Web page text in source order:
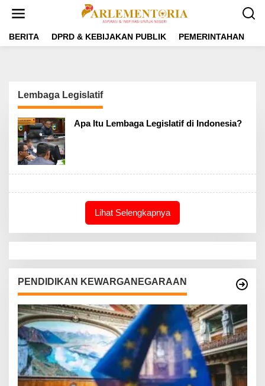
t
BERITA DPRD & KEBIJAKAN PUBLIK PEMERINTAHAN
Lembaga Legislatif
Apa Itu Lembaga Legislatif di Indonesia?
Lihat Selengkapnya
PENDIDIKAN KEWARGANEGARAAN